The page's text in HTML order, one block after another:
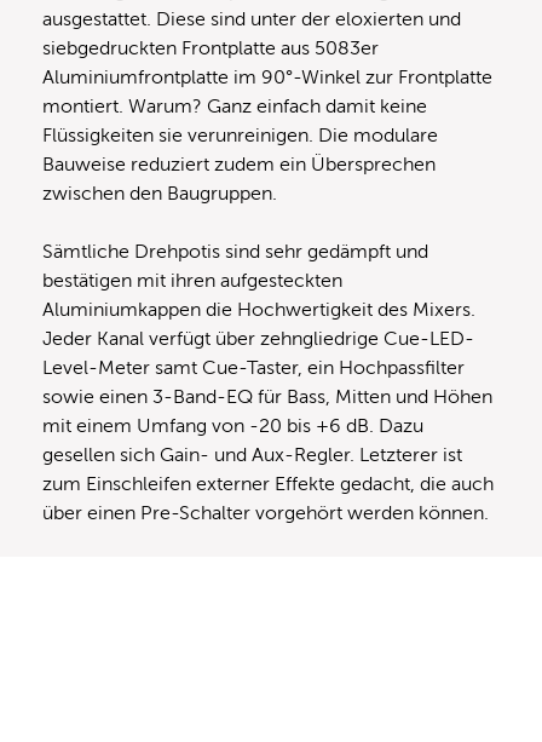
ausgestattet. Diese sind unter der eloxierten und
siebgedruckten Frontplatte aus 5083er
Aluminiumfrontplatte im 90°-Winkel zur Frontplatte
montiert. Warum? Ganz einfach damit keine
Flüssigkeiten sie verunreinigen. Die modulare
Bauweise reduziert zudem ein Übersprechen
zwischen den Baugruppen.
Sämtliche Drehpotis sind sehr gedämpft und
bestätigen mit ihren aufgesteckten
Aluminiumkappen die Hochwertigkeit des Mixers.
Jeder Kanal verfügt über zehngliedrige Cue-LED-
Level-Meter samt Cue-Taster, ein Hochpassfilter
sowie einen 3-Band-EQ für Bass, Mitten und Höhen
mit einem Umfang von -20 bis +6 dB. Dazu
gesellen sich Gain- und Aux-Regler. Letzterer ist
zum Einschleifen externer Effekte gedacht, die auch
über einen Pre-Schalter vorgehört werden können.